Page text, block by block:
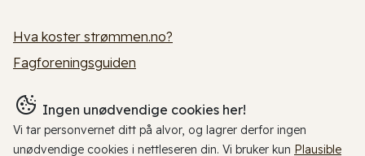
Hva koster strømmen.no?
Fagforeningsguiden
Ingen unødvendige cookies her!
Vi tar personvernet ditt på alvor, og lagrer derfor ingen
unødvendige cookies i nettleseren din. Vi bruker kun Plausible